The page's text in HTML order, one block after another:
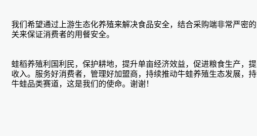
我们希望通过上游生态化养殖来解决食品安全，结合采购端非常严密
关来保证消费者的用餐安全。
蛙稻养殖利国利民，保护耕地，提升单亩经济效益，促进粮食生产，
收入。服务好消费者，管理好加盟商，持续推动牛蛙养殖生态发展，
牛蛙品类赛道，这是我们的使命。谢谢！